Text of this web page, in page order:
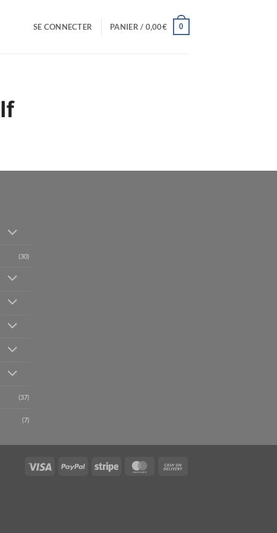
SE CONNECTER PANIER / 0,00€ 0
(30)
(37)
(7)
Visa PayPal Stripe MasterCard